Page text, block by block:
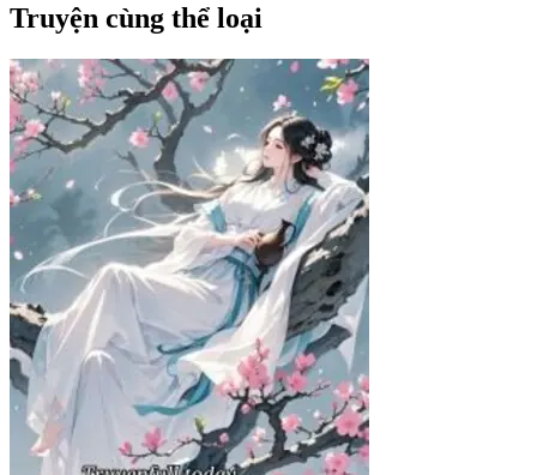
Truyện cùng thể loại